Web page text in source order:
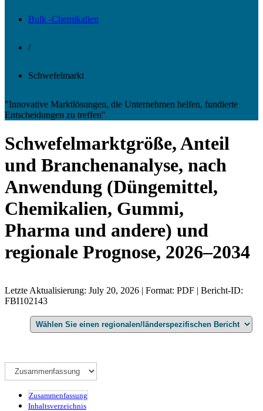
Bulk -Chemikalien
/
Schwefelmarkt
"Innovative Marktlösungen, die Unternehmen helfen, fundierte
Entscheidungen zu treffen"
Schwefelmarktgröße, Anteil
und Branchenanalyse, nach
Anwendung (Düngemittel,
Chemikalien, Gummi,
Pharma und andere) und
regionale Prognose, 2026–2034
Letzte Aktualisierung: July 20, 2026 | Format: PDF | Bericht-ID:
FBI102143
Zusammenfassung
Inhaltsverzeichnis